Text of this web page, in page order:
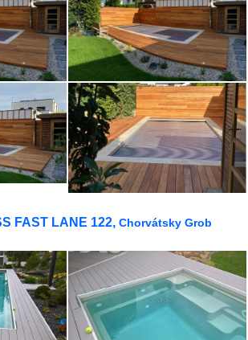
FAST LANE 122, Chorvátsky Grob